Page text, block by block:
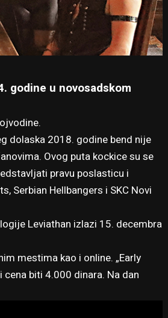
godine u novosadskom
dolaska 2018. godine bend nije
Ovog puta kockice su se
pravu poslasticu i
Serbian Hellbangers i SKC Novi
Leviathan izlazi 15. decembra
mestima kao i online. „Early
biti 4.000 dinara. Na dan